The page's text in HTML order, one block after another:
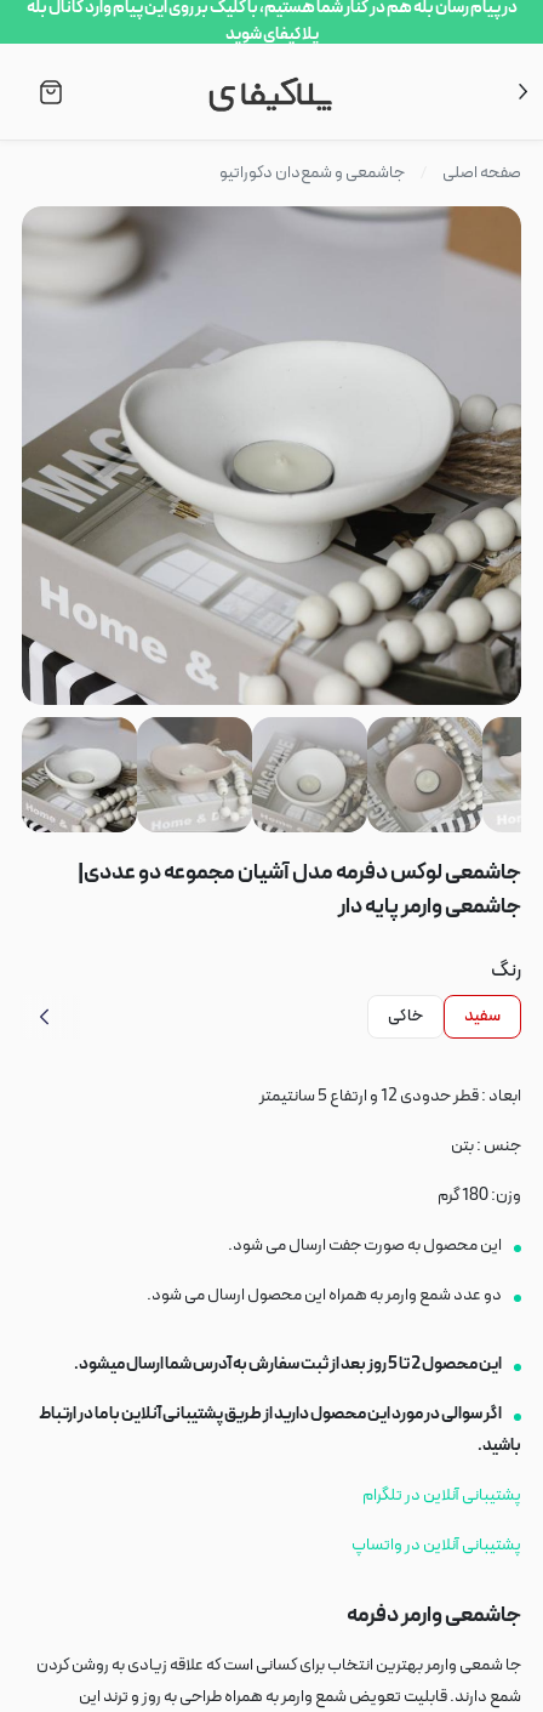
در پیام رسان بله هم در کنار شما هستیم، با کلیک بر روی این پیام وارد کانال بله
پلاکیفای شوید
صفحه اصلی جاشمعی و شمع‌دان دکوراتیو
جاشمعی لوکس دفرمه مدل آشیان مجموعه دو عددی|
جاشمعی وارمر پایه دار
رنگ
سفید خاکی
ابعاد : قطر حدودی 12 و ارتفاع 5 سانتیمتر
جنس : بتن
وزن: 180 گرم
این محصول به صورت جفت ارسال می شود.
دو عدد شمع وارمر به همراه این محصول ارسال می شود.
این محصول 2 تا 5 روز بعد از ثبت سفارش به آدرس شما ارسال میشود.
اگر سوالی در مورد این محصول دارید از طریق پشتیبانی آنلاین با ما در ارتباط
باشید.
پشتیبانی آنلاین در تلگرام
پشتیبانی آنلاین در واتساپ
جاشمعی وارمر دفرمه
جا شمعی وارمر بهترین انتخاب برای کسانی است که علاقه زیادی به روشن کردن
شمع دارند. قابلیت تعویض شمع وارمر به همراه طراحی به روز و ترند این